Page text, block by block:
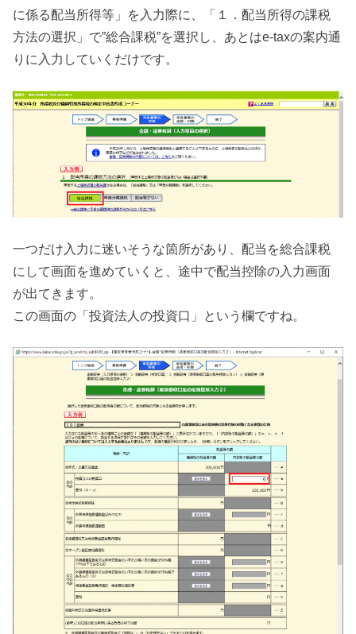
に係る配当所得等」を入力際に、「１．配当所得の課税
方法の選択」で”総合課税”を選択し、あとはe-taxの案内通
りに入力していくだけです。
一つだけ入力に迷いそうな箇所があり、配当を総合課税
にして画面を進めていくと、途中で配当控除の入力画面
が出てきます。
この画面の「投資法人の投資口」という欄ですね。